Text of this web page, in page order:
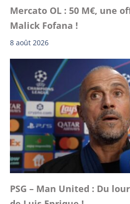
Mercato OL : 50 M€, une
Malick Fofana !
8 août 2026
PSG – Man United : Du